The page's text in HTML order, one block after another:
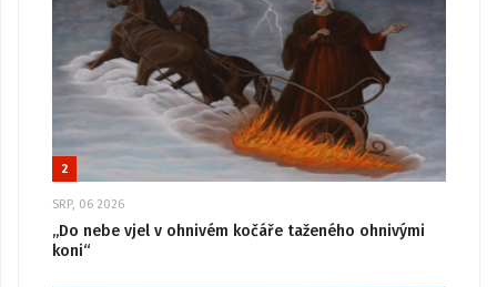
2
SRP, 06 2026
„Do nebe vjel v ohnivém kočáře taženého ohnivými
koni“